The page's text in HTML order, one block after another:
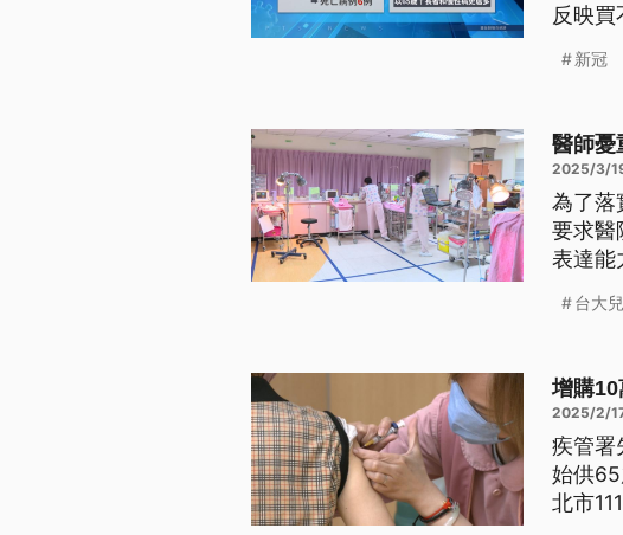
反映
變得
新冠
醫師憂
2025/3/
為了落
要求醫
表達能
罕治
台大
增購
2025/2/
疾管署
始供
北市